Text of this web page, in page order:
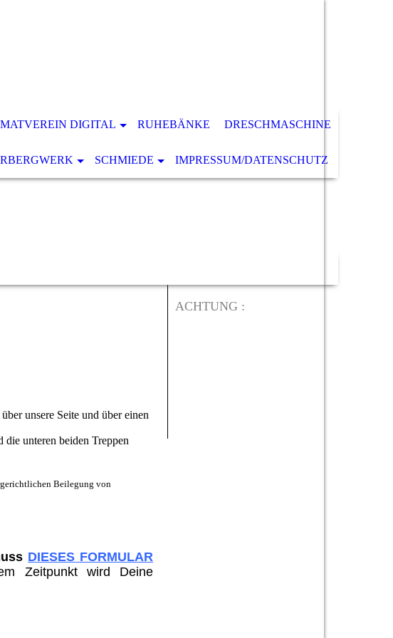
DIGITAL RUHEBÄNKE DRESCHMASCHINE
SCHMIEDE IMPRESSUM/DATENSCHUTZ
unsere Seite und über einen
unteren beiden Treppen
Beilegung von
DIESES FORMULAR
Zeitpunkt wird Deine
ACHTUNG :